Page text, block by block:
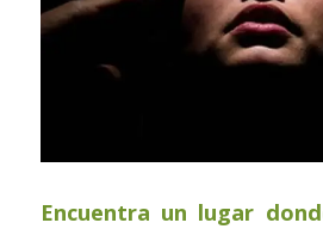
Encuentra un lugar